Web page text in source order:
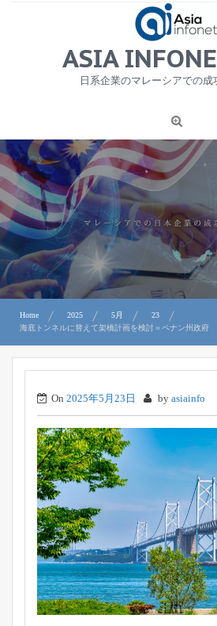
MENU
ニュース
労務サービス
プライバシーポリシー及び著作権に
お問合せ
ASIA
日系企業のマレーシアでの成
Home 2025 5月
23
海底トンネルに替えて架橋計画を検討＝ペナン州政府
On 2025年5月23日 by asiainfo